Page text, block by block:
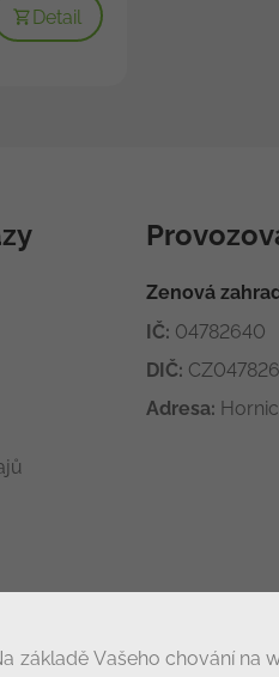
Detail
Zenová
IČ: 04782640
DIČ:
Adresa:
základě Vašeho chování na